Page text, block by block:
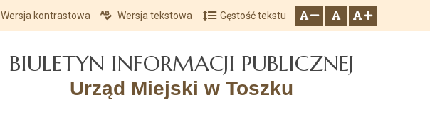
Przejdź do głównego menu
Przejdź do treści
Przejdź do mapy serwisu
Wersja kontrastowa Wersja tekstowa Gęstość tekstu
BIULETYN INFORMACJI PUBLICZNEJ
Urząd Miejski w Toszku